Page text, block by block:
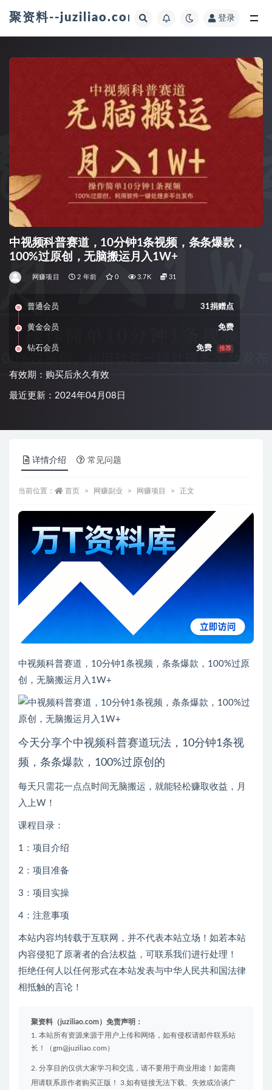
聚资料--juziliao.com--全网资料整合平台
登录
中视频科普赛道，10分钟1条视频，条条爆款，
100%过原创，无脑搬运月入1W+
网赚项目 2 年前 0 3.7K 31
普通会员 31捐赠点
黄金会员 免费
钻石会员 免费 推荐
有效期：购买后永久有效
最近更新：2024年04月08日
详情介绍 常见问题
当前位置： 首页 网赚副业 网赚项目 正文
资源信息
普通会员 31捐赠点
黄金会员
钻石会员
有效期 永久有效
累计销量 5
下载遇到问题？请联系站长QQ：250303228（邮箱：
gm@juziliao.com）
创，无脑搬运月入1W+
频，条条爆款，100%过原创的
每天只需花一点点时间无脑搬运，就能轻松赚取收益，月
入上W！